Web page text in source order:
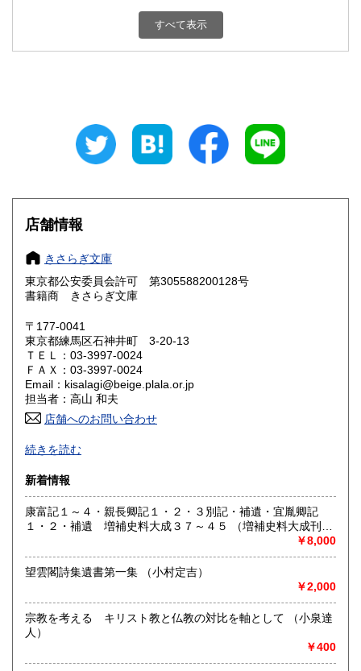
600円 富山県
600円 三重県
大阪府
奈良県
鳥取県 600円 島根県
岡山県
山口県 600円
香川県 600円
高知県 600円
佐賀県
熊本県 600円 大分県 600円
宮崎県 600円 鹿児島県 600円
沖縄県 600円
すべて表示
店舗情報
きさらぎ文庫
東京都公安委員会許可 第305588200128号
書籍商 きさらぎ文庫
〒177-0041
東京都練馬区石神井町 3-20-13
ＴＥＬ：03-3997-0024
ＦＡＸ：03-3997-0024
Email：kisalagi@beige.plala.or.jp
担当者：高山 和夫
店舗へのお問い合わせ
日本史・近現代史・人文社会科学全般の古書目録発行（休刊
中）。不在がちですのでご来店の場合は事前にご連絡くださ
い。
沿線名：西武池袋線
最寄駅：石神井公園駅すぐ
営業時間：10:00〜18:00
書籍の買取について
-
取り扱い分野
続きを読む
新着情報
康富記１～４・親長卿記１・２・３別記・補遺・宜胤卿記
１・２・補遺 増補史料大成３７～４５ （増補史料大成刊行
￥8,000
望雲閣詩集遺書第一集 （小村定吉）
￥2,000
宗教を考える キリスト教と仏教の対比を軸として （小泉達
人）
￥400